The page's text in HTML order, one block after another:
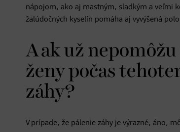
nápojom, ako aj mastným, sladkým a veľmi
žalúdočných kyselín pomáha aj vyvýšená
A ak už
ženy počas
záhy?
V prípade, že pálenie záhy je výrazné, áno,